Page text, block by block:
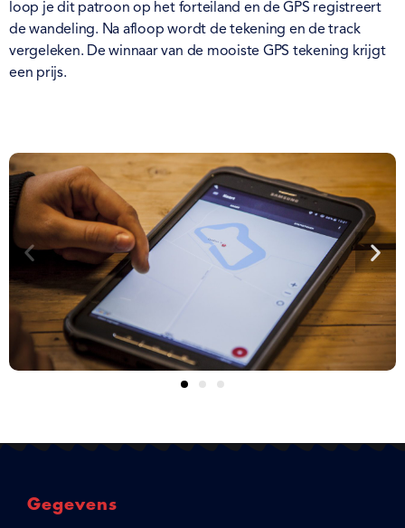
loop je dit patroon op het forteiland en de GPS registreert
de wandeling. Na afloop wordt de tekening en de track
vergeleken. De winnaar van de mooiste GPS tekening krijgt
een prijs.
Gegevens